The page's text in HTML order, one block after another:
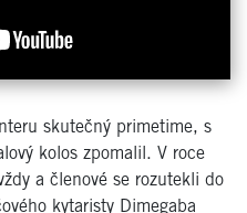
skutečný primetime, s
kolos zpomalil. V roce
a členové se rozutekli do
kytaristy Dimegaba